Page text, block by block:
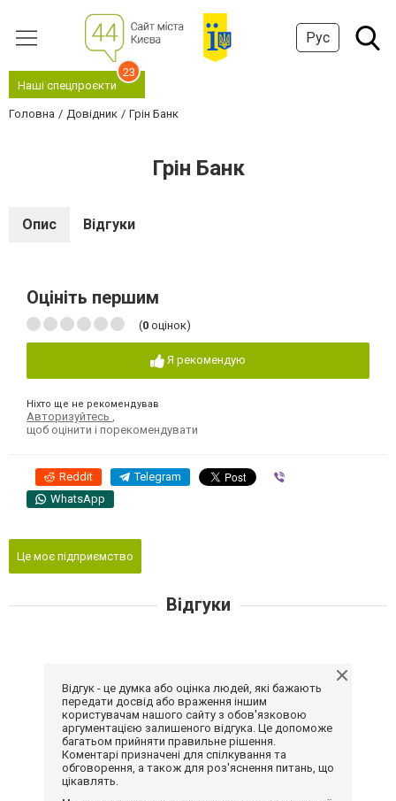
Рус
Наші спецпроєкти
23
Головна Довідник Грін Банк
Грін Банк
Опис Відгуки
Оцініть першим
(0 оцінок)
Я рекомендую
Ніхто ще не рекомендував
Авторизуйтесь
щоб оцінити і порекомендувати
Reddit Telegram
WhatsApp
Це моє підприємство
Відгуки
Відгук - це думка або оцінка людей, які бажають
передати досвід або враження іншим
користувачам нашого сайту з обов'язковою
аргументацією залишеного відгука. Це допоможе
багатьом прийняти правильне рішення.
Коментарі призначені для спілкування та
обговорення, а також для роз'яснення питань, що
цікавлять.